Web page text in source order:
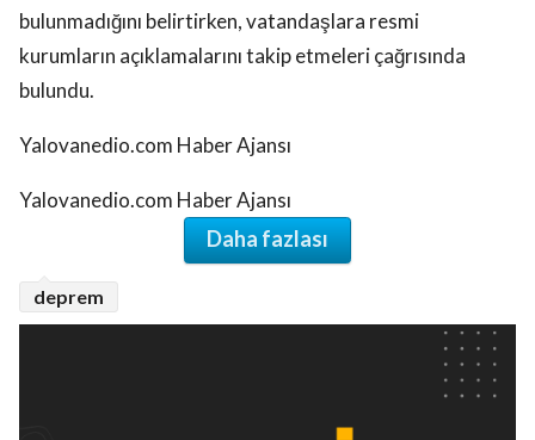
bulunmadığını belirtirken, vatandaşlara resmi
kurumların açıklamalarını takip etmeleri çağrısında
bulundu.
Yalovanedio.com Haber Ajansı
Yalovanedio.com Haber Ajansı
Daha fazlası
deprem